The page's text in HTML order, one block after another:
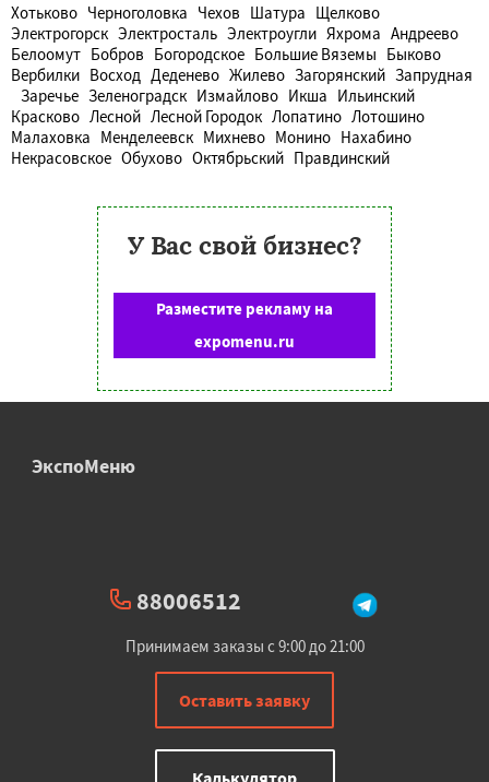
Хотьково Черноголовка Чехов Шатура Щелково
Электрогорск Электросталь Электроугли Яхрома Андреево
Белоомут Бобров Богородское Большие Вяземы Быково
Вербилки Восход Деденево Жилево Загорянский Запрудная
Заречье Зеленоградск Измайлово Икша Ильинский
Красково Лесной Лесной Городок Лопатино Лотошино
Малаховка Менделеевск Михнево Монино Нахабино
Некрасовское Обухово Октябрьский Правдинский
У Вас свой бизнес?
Разместите рекламу на
expomenu.ru
ЭкспоМеню
88006512
Принимаем заказы с 9:00 до 21:00
Оставить заявку
Калькулятор